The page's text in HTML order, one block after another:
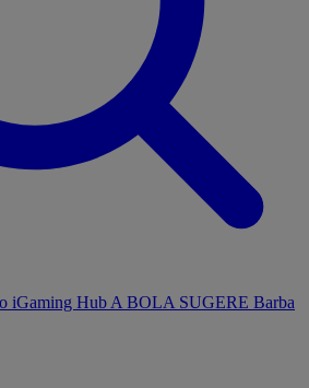
iGaming Hub A BOLA SUGERE Barba